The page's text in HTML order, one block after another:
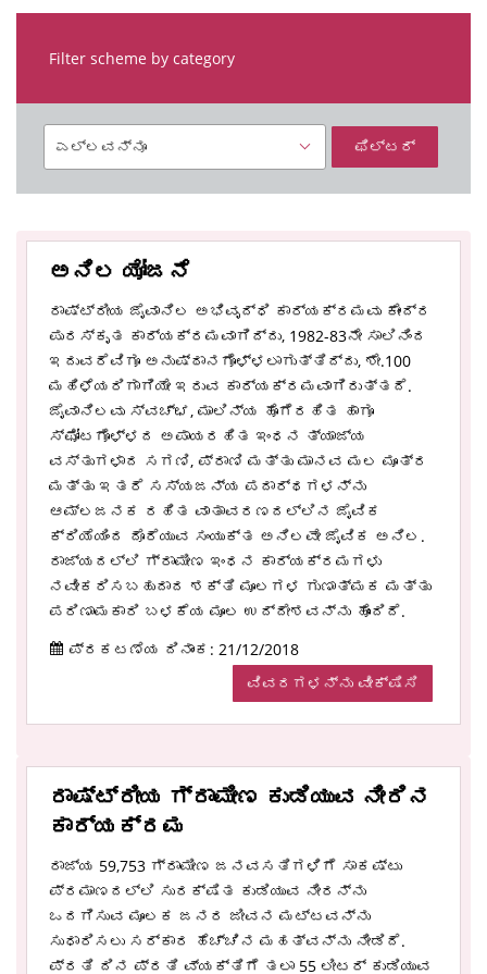
Filter scheme by category
ಫಿಲ್ಟರ್
ಅನಿಲ ಯೋಜನೆ
ರಾಷ್ಟ್ರೀಯ ಜೈವಾನಿಲ ಅಭಿವೃದ್ಧಿ ಕಾರ್ಯಕ್ರಮವು ಕೇಂದ್ರ
ಪುರಸ್ಕೃತ ಕಾರ್ಯಕ್ರಮವಾಗಿದ್ದು, 1982-83ನೇ ಸಾಲಿನಿಂದ
ಇದುವರೆವಿಗೂ ಅನುಷ್ಠಾನಗೊಳ್ಳಲಾಗುತ್ತಿದ್ದು, ಶೇ.100
ಮಹಿಳೆಯರಿಗಾಗಿಯೇ ಇರುವ ಕಾರ್ಯಕ್ರಮವಾಗಿರುತ್ತದೆ.
ಜೈವಾನಿಲವು ಸ್ವಚ್ಛ, ಮಾಲಿನ್ಯ ಹೊಗೆರಹಿತ ಹಾಗೂ
ಸ್ಫೋಟಗೊಳ್ಳದ ಅಪಾಯರಹಿತ ಇಂಧನ ತ್ಯಾಜ್ಯ
ವಸ್ತುಗಳಾದ ಸಗಣಿ, ಪ್ರಾಣಿ ಮತ್ತು ಮಾನವ ಮಲ ಮೂತ್ರ
ಮತ್ತು ಇತರೆ ಸಸ್ಯಜನ್ಯ ಪದಾರ್ಥಗಳನ್ನು
ಆಮ್ಲಜನಕ ರಹಿತ ವಾತಾವರಣದಲ್ಲಿನ ಜೈವಿಕ
ಕ್ರಿಯೆಯಿಂದ ದೊರೆಯುವ ಸಂಯುಕ್ತ ಅನಿಲವೇ ಜೈವಿಕ ಅನಿಲ.
ರಾಜ್ಯದಲ್ಲಿ ಗ್ರಾಮೀಣ ಇಂಧನ ಕಾರ್ಯಕ್ರಮಗಳು
ನವೀಕರಿಸಬಹುದಾದ ಶಕ್ತಿ ಮೂಲಗಳ ಗುಣಾತ್ಮಕ ಮತ್ತು
ಪರಿಣಾಮಕಾರಿ ಬಳಕೆಯ ಮೂಲ ಉದ್ದೇಶವನ್ನು ಹೊಂದಿದೆ.
ಪ್ರಕಟಣೆಯ ದಿನಾಂಕ: 21/12/2018
ವಿವರಗಳನ್ನು ವೀಕ್ಷಿಸಿ
ರಾಷ್ಟ್ರೀಯ ಗ್ರಾಮೀಣ ಕುಡಿಯುವ ನೀರಿನ
ಕಾರ್ಯಕ್ರಮ
ರಾಜ್ಯ 59,753 ಗ್ರಾಮೀಣ ಜನವಸತಿಗಳಿಗೆ ಸಾಕಷ್ಟು
ಪ್ರಮಾಣದಲ್ಲಿ ಸುರಕ್ಷಿತ ಕುಡಿಯುವ ನೀರನ್ನು
ಒದಗಿಸುವ ಮೂಲಕ ಜನರ ಜೀವನ ಮಟ್ಟವನ್ನು
ಸುಧಾರಿಸಲು ಸರ್ಕಾರ ಹೆಚ್ಚಿನ ಮಹತ್ವನ್ನು ನೀಡಿದೆ.
ಪ್ರತಿ ದಿನ ಪ್ರತಿ ವ್ಯಕ್ತಿಗೆ ತಲಾ 55 ಲೀಟರ್ ಕುಡಿಯುವ